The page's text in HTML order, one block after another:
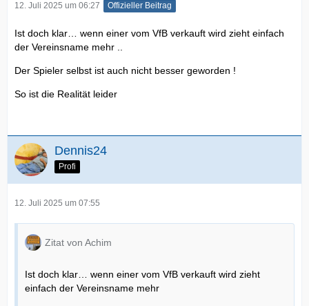
12. Juli 2025 um 06:27 Offizieller Beitrag
Ist doch klar… wenn einer vom VfB verkauft wird zieht einfach
der Vereinsname mehr ..
Der Spieler selbst ist auch nicht besser geworden !
So ist die Realität leider
Dennis24
Profi
12. Juli 2025 um 07:55
Zitat von Achim
Ist doch klar… wenn einer vom VfB verkauft wird zieht
einfach der Vereinsname mehr